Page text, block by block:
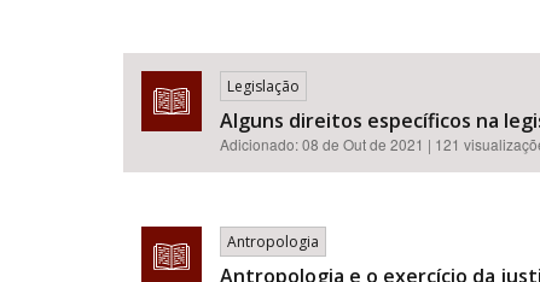
Legislação
Alguns direitos específicos na
Adicionado:08 de Out de 2021 | 121
Antropologia
Antropologia e o exercício da